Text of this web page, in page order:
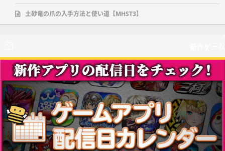
土砂竜の爪の入手方法と使い道【MHST3】